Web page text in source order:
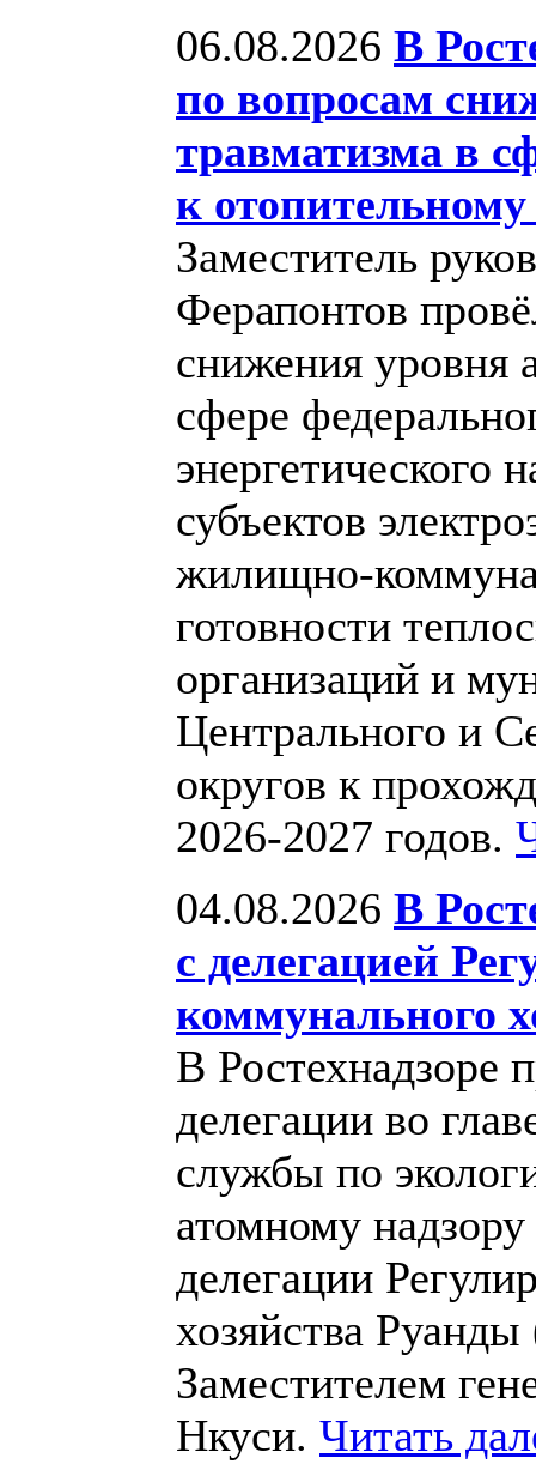
06.08.2026 В
по вопросам
травматизма в
к отопительному
Заместитель
Ферапонтов
снижения уровня
сфере
энергетического
субъектов
жилищно-
готовности
организаций и
Центрального и
округов к
2026-2027 годов.
04.08.2026 В
с делегацией
коммунального
В Ростехнадзоре
делегации во
службы по
атомному
делегации
хозяйства
Заместителем
Нкуси. Читать